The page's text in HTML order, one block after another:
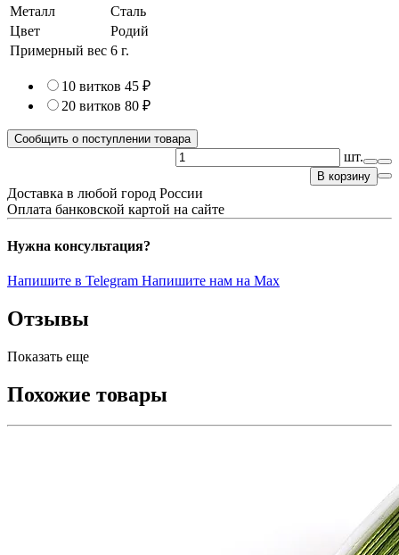
Металл
Сталь
Цвет
Родий
Примерный вес 6 г.
10 витков 45 ₽
20 витков 80 ₽
Сообщить о поступлении товара
шт.
В корзину
Доставка в любой город России
Оплата банковской картой на сайте
Нужна консультация?
Напишите в Telegram Напишите нам на Max
Отзывы
Показать еще
Похожие товары